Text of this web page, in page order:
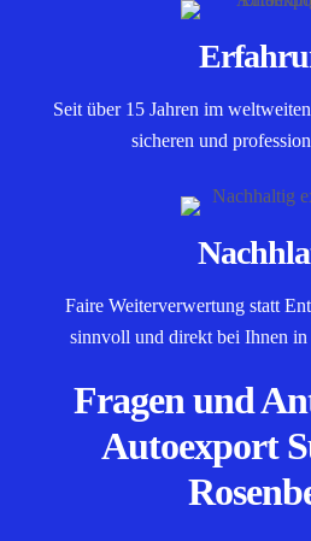
Fragen und
Autoexport
Seit über 15 Jahren im
sicheren und
Faire Weiterverwertung statt
sinnvoll und direkt bei Ihnen in